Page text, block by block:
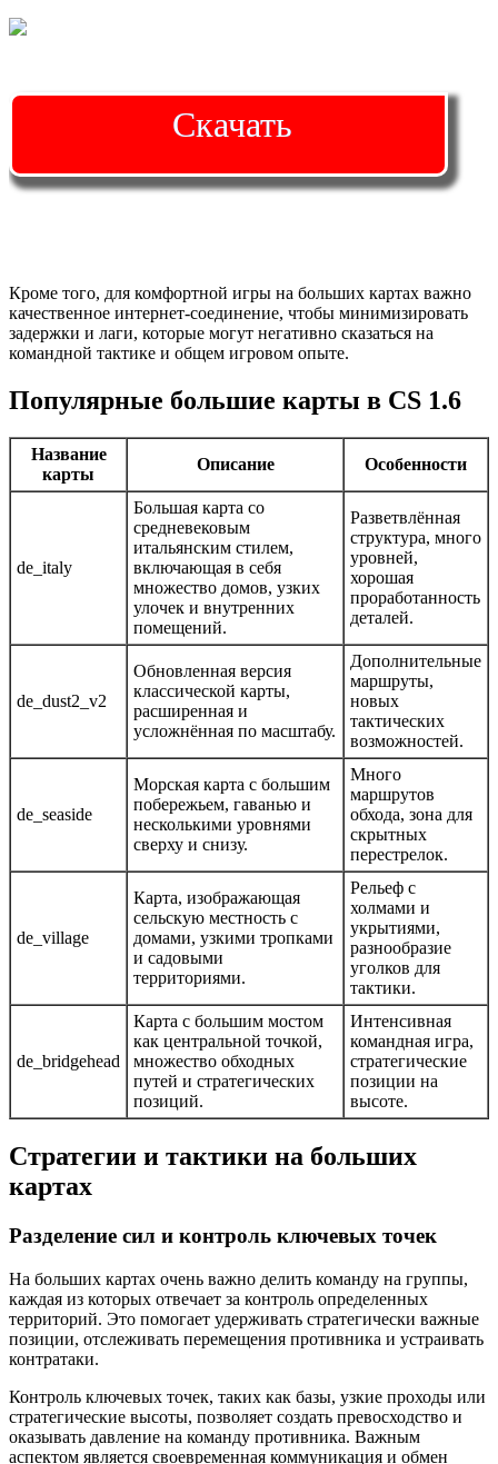
Скачать
Кроме того, для комфортной игры на больших картах важно
качественное интернет-соединение, чтобы минимизировать
задержки и лаги, которые могут негативно сказаться на
командной тактике и общем игровом опыте.
Популярные большие карты в CS 1.6
Название
карты
Описание Особенности
de_italy
Большая карта со
средневековым
итальянским стилем,
включающая в себя
множество домов, узких
улочек и внутренних
помещений.
Разветвлённая
структура, много
уровней,
хорошая
проработанность
деталей.
de_dust2_v2
Обновленная версия
классической карты,
расширенная и
усложнённая по масштабу.
Дополнительные
маршруты,
новых
тактических
возможностей.
de_seaside
Морская карта с большим
побережьем, гаванью и
несколькими уровнями
сверху и снизу.
Много
маршрутов
обхода, зона для
скрытных
перестрелок.
de_village
Карта, изображающая
сельскую местность с
домами, узкими тропками
и садовыми
территориями.
Рельеф с
холмами и
укрытиями,
разнообразие
уголков для
тактики.
de_bridgehead
Карта с большим мостом
как центральной точкой,
множество обходных
путей и стратегических
позиций.
Интенсивная
командная игра,
стратегические
позиции на
высоте.
Стратегии и тактики на больших
картах
Разделение сил и контроль ключевых точек
На больших картах очень важно делить команду на группы,
каждая из которых отвечает за контроль определенных
территорий. Это помогает удерживать стратегически важные
позиции, отслеживать перемещения противника и устраивать
контратаки.
Контроль ключевых точек, таких как базы, узкие проходы или
стратегические высоты, позволяет создать превосходство и
оказывать давление на команду противника. Важным
аспектом является своевременная коммуникация и обмен